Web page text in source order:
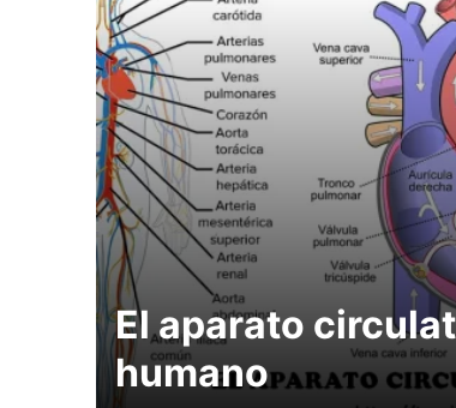
El aparato
humano